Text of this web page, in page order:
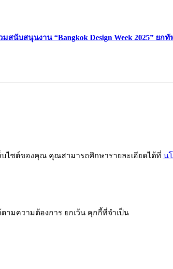
บสนุนงาน “Bangkok Design Week 2025” ยก
ไซต์ของคุณ คุณสามารถศึกษารายละเอียดได้ที่ น
ามความต้องการ ยกเว้น คุกกี้ที่จำเป็น